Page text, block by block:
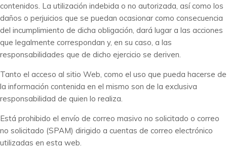
contenidos. La utilización indebida o no autorizada, así como los
daños o perjuicios que se puedan ocasionar como consecuencia
del incumplimiento de dicha obligación, dará lugar a las acciones
que legalmente correspondan y, en su caso, a las
responsabilidades que de dicho ejercicio se deriven.
Tanto el acceso al sitio Web, como el uso que pueda hacerse de
la información contenida en el mismo son de la exclusiva
responsabilidad de quien lo realiza.
Está prohibido el envío de correo masivo no solicitado o correo
no solicitado (SPAM) dirigido a cuentas de correo electrónico
utilizadas en esta web.